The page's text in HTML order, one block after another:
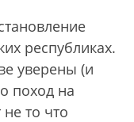
республиках.
уверены (и
поход на
то что